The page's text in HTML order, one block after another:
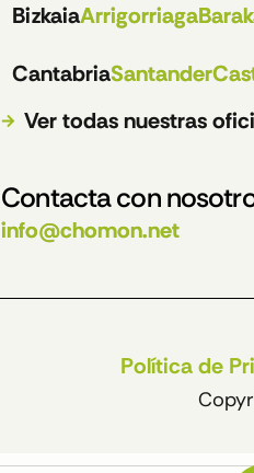
BizkaiaArrigorriaga
CantabriaSantander
Ver todas nuestras
Contacta con
info@chomon.net
Política de